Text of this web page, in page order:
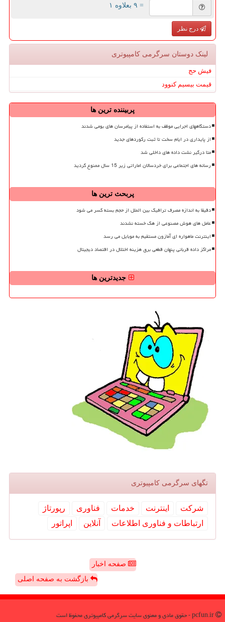
= ۹ بعلاوه ۱
درج نظر
لینک دوستان سرگرمی كامپیوتری
فیش حج
قیمت بیسیم کنوود
پربیننده ترین ها
دستگاههای اجرایی موظف به استفاده از پیامرسان های بومی شدند
از پایداری در ایام سخت تا ثبت رکوردهای جدید
متا درگیر نشت داده های داخلی شد
رسانه های اجتماعی برای خردسالان اماراتی زیر 15 سال ممنوع گردید
پربحث ترین ها
دقیقا به اندازه مصرف ترافیک بین الملل از حجم بسته کسر می شود
عامل های هوش مصنوعی از هک خسته نشدند
اینترنت ماهواره ای آمازون مستقیم به موبایل می رسد
مراکز داده قربانی پنهان قطعی برق هزینه اختلال در اقتصاد دیجیتال
جدیدترین ها
تگهای سرگرمی كامپیوتری
شركت اینترنت خدمات فناوری
رپورتاژ
ارتباطات و فناوری اطلاعات
آنلاین اپراتور
صفحه اخبار
بازگشت به صفحه اصلی